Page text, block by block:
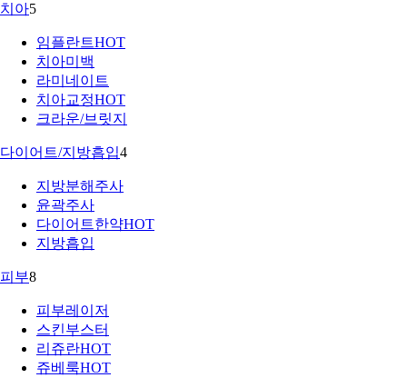
치아5
임플란트HOT
치아미백
라미네이트
치아교정HOT
크라운/브릿지
다이어트/지방흡입4
지방분해주사
윤곽주사
다이어트한약HOT
지방흡입
피부8
피부레이저
스킨부스터
리쥬란HOT
쥬베룩HOT